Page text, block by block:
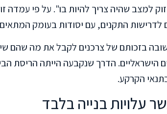
למצב שהיה צריך להיות בו". על פי עמדה
התקנים, עם יסודות בעומק
בזכותם של צרכנים לקבל את מה שהם
הישראליים. הדרך שנקבעה הייתה הריסת
הקרקע.
עלויות בנייה בלבד